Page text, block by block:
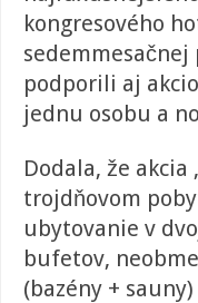
kongresového
podporili aj
jednu osobu a
Dodala, že
trojdňovom
ubytovanie v
bufetov,
(bazény +